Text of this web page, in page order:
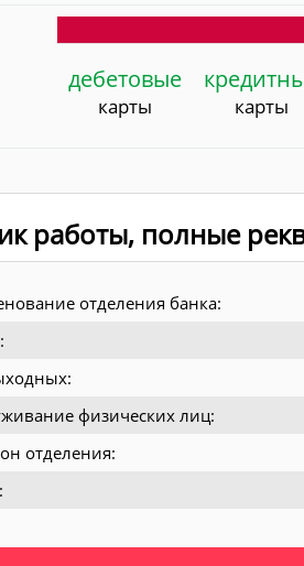
дебетовые
карты карты
работы, полные
отделения банка:
физических лиц:
отделения: